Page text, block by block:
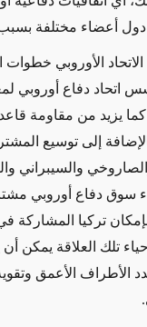
أعضاء مختلفة
الأوروبي خطوات
اتحاد دفاع أوروبي
كما يزيد من مقاومة
إلى توسيع
والسيبراني
سوق دفاع أوروبي
تركيا المشاركة
تلك العلاقة يمكن
الأطراف الأعمق